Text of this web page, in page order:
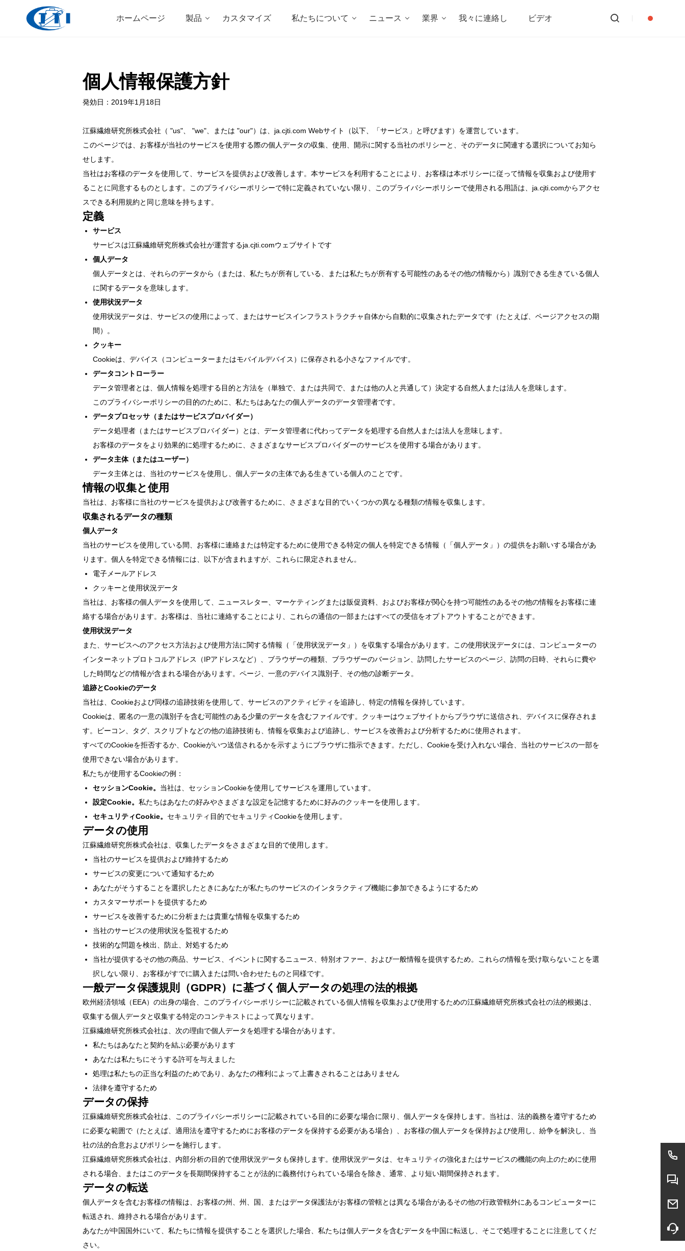
ホームページ 製品 カスタマイズ 私たちについて ニュース 業界 我々に連絡し ビデオ
個人情報保護方針
発効日：2019年1月18日
江蘇繊維研究所株式会社（ "us"、 "we"、または "our"）は、ja.cjti.com Webサイト（以下、「サービス」と呼びます）を運営しています。
このページでは、お客様が当社のサービスを使用する際の個人データの収集、使用、開示に関する当社のポリシーと、そのデータに関連する選択についてお知ら
せします。
当社はお客様のデータを使用して、サービスを提供および改善します。本サービスを利用することにより、お客様は本ポリシーに従って情報を収集および使用す
ることに同意するものとします。このプライバシーポリシーで特に定義されていない限り、このプライバシーポリシーで使用される用語は、ja.cjti.comからアクセ
スできる利用規約と同じ意味を持ちます。
定義
サービス
サービスは江蘇繊維研究所株式会社が運営するja.cjti.comウェブサイトです
個人データ
個人データとは、それらのデータから（または、私たちが所有している、または私たちが所有する可能性のあるその他の情報から）識別できる生きている個人
に関するデータを意味します。
使用状況データ
使用状況データは、サービスの使用によって、またはサービスインフラストラクチャ自体から自動的に収集されたデータです（たとえば、ページアクセスの期
間）。
クッキー
Cookieは、デバイス（コンピューターまたはモバイルデバイス）に保存される小さなファイルです。
データコントローラー
データ管理者とは、個人情報を処理する目的と方法を（単独で、または共同で、または他の人と共通して）決定する自然人または法人を意味します。
このプライバシーポリシーの目的のために、私たちはあなたの個人データのデータ管理者です。
データプロセッサ（またはサービスプロバイダー）
データ処理者（またはサービスプロバイダー）とは、データ管理者に代わってデータを処理する自然人または法人を意味します。
お客様のデータをより効果的に処理するために、さまざまなサービスプロバイダーのサービスを使用する場合があります。
データ主体（またはユーザー）
データ主体とは、当社のサービスを使用し、個人データの主体である生きている個人のことです。
情報の収集と使用
当社は、お客様に当社のサービスを提供および改善するために、さまざまな目的でいくつかの異なる種類の情報を収集します。
収集されるデータの種類
個人データ
当社のサービスを使用している間、お客様に連絡または特定するために使用できる特定の個人を特定できる情報（「個人データ」）の提供をお願いする場合があ
ります。個人を特定できる情報には、以下が含まれますが、これらに限定されません。
電子メールアドレス
クッキーと使用状況データ
当社は、お客様の個人データを使用して、ニュースレター、マーケティングまたは販促資料、およびお客様が関心を持つ可能性のあるその他の情報をお客様に連
絡する場合があります。お客様は、当社に連絡することにより、これらの通信の一部またはすべての受信をオプトアウトすることができます。
使用状況データ
また、サービスへのアクセス方法および使用方法に関する情報（「使用状況データ」）を収集する場合があります。この使用状況データには、コンピューターの
インターネットプロトコルアドレス（IPアドレスなど）、ブラウザーの種類、ブラウザーのバージョン、訪問したサービスのページ、訪問の日時、それらに費や
した時間などの情報が含まれる場合があります。ページ、一意のデバイス識別子、その他の診断データ。
追跡とCookieのデータ
当社は、Cookieおよび同様の追跡技術を使用して、サービスのアクティビティを追跡し、特定の情報を保持しています。
Cookieは、匿名の一意の識別子を含む可能性のある少量のデータを含むファイルです。クッキーはウェブサイトからブラウザに送信され、デバイスに保存されま
す。ビーコン、タグ、スクリプトなどの他の追跡技術も、情報を収集および追跡し、サービスを改善および分析するために使用されます。
すべてのCookieを拒否するか、Cookieがいつ送信されるかを示すようにブラウザに指示できます。ただし、Cookieを受け入れない場合、当社のサービスの一部を
使用できない場合があります。
私たちが使用するCookieの例：
セッションCookie。 当社は、セッションCookieを使用してサービスを運用しています。
設定Cookie。 私たちはあなたの好みやさまざまな設定を記憶するために好みのクッキーを使用します。
セキュリティCookie。 セキュリティ目的でセキュリティCookieを使用します。
データの使用
江蘇繊維研究所株式会社は、収集したデータをさまざまな目的で使用します。
当社のサービスを提供および維持するため
サービスの変更について通知するため
あなたがそうすることを選択したときにあなたが私たちのサービスのインタラクティブ機能に参加できるようにするため
カスタマーサポートを提供するため
サービスを改善するために分析または貴重な情報を収集するため
当社のサービスの使用状況を監視するため
技術的な問題を検出、防止、対処するため
当社が提供するその他の商品、サービス、イベントに関するニュース、特別オファー、および一般情報を提供するため。これらの情報を受け取らないことを選
択しない限り、お客様がすでに購入または問い合わせたものと同様です。
一般データ保護規則（GDPR）に基づく個人データの処理の法的根拠
欧州経済領域（EEA）の出身の場合、このプライバシーポリシーに記載されている個人情報を収集および使用するための江蘇繊維研究所株式会社の法的根拠は、
収集する個人データと収集する特定のコンテキストによって異なります。
江蘇繊維研究所株式会社は、次の理由で個人データを処理する場合があります。
私たちはあなたと契約を結ぶ必要があります
あなたは私たちにそうする許可を与えました
処理は私たちの正当な利益のためであり、あなたの権利によって上書きされることはありません
法律を遵守するため
データの保持
江蘇繊維研究所株式会社は、このプライバシーポリシーに記載されている目的に必要な場合に限り、個人データを保持します。当社は、法的義務を遵守するため
に必要な範囲で（たとえば、適用法を遵守するためにお客様のデータを保持する必要がある場合）、お客様の個人データを保持および使用し、紛争を解決し、当
社の法的合意およびポリシーを施行します。
江蘇繊維研究所株式会社は、内部分析の目的で使用状況データも保持します。使用状況データは、セキュリティの強化またはサービスの機能の向上のために使用
される場合、またはこのデータを長期間保持することが法的に義務付けられている場合を除き、通常、より短い期間保持されます。
データの転送
個人データを含むお客様の情報は、お客様の州、州、国、またはデータ保護法がお客様の管轄とは異なる場合があるその他の行政管轄外にあるコンピューターに
転送され、維持される場合があります。
あなたが中国国外にいて、私たちに情報を提供することを選択した場合、私たちは個人データを含むデータを中国に転送し、そこで処理することに注意してくだ
さい。